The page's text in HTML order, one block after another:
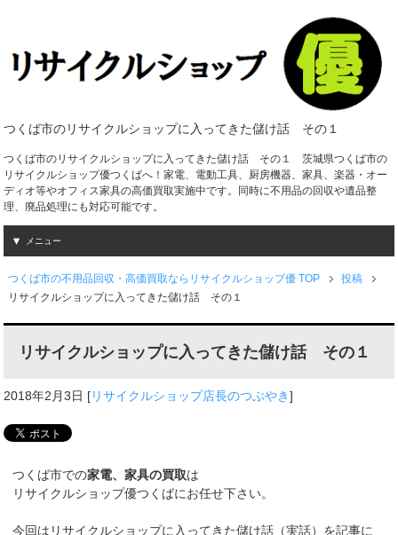
つくば市のリサイクルショップに入ってきた儲け話 その１
つくば市のリサイクルショップに入ってきた儲け話 その１ 茨城県つくば市の
リサイクルショップ優つくばへ！家電、電動工具、厨房機器、家具、楽器・オー
ディオ等やオフィス家具の高価買取実施中です。同時に不用品の回収や遺品整
理、廃品処理にも対応可能です。
メニュー
つくば市の不用品回収・高価買取ならリサイクルショップ優 TOP
投稿
リサイクルショップに入ってきた儲け話 その１
リサイクルショップに入ってきた儲け話 その１
2018年2月3日 [リサイクルショップ店長のつぶやき]
つくば市での家電、家具の買取は
リサイクルショップ優つくばにお任せ下さい。
今回はリサイクルショップに入ってきた儲け話（実話）を記事に